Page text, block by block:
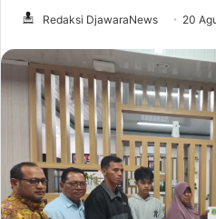
Redaksi DjawaraNews 20